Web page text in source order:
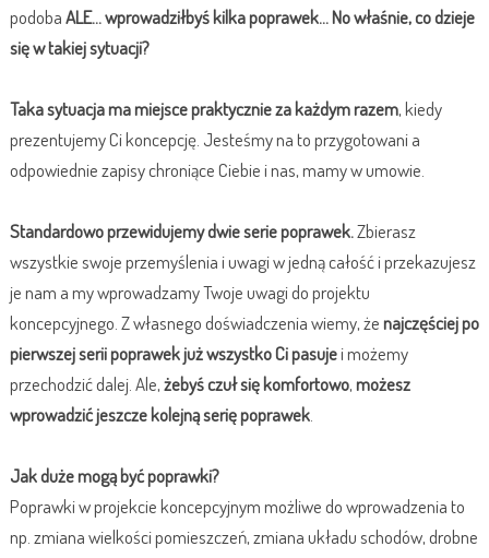
podobaALE... wprowadziłbyś kilka poprawek... No właśnie, co dzieje
się w takiej sytuacji?
Taka sytuacja ma miejsce praktycznie za każdym razem, kiedy
prezentujemy Ci koncepcję. Jesteśmy na to przygotowani a
odpowiednie zapisy chroniące Ciebie i nas, mamy w umowie.
Standardowo przewidujemy dwie serie poprawek.Zbierasz
wszystkie swoje przemyślenia i uwagi w jedną całość i przekazujesz
je nam a my wprowadzamy Twoje uwagi do projektu
koncepcyjnego. Z własnego doświadczenia wiemy, żenajczęściej po
pierwszej serii poprawek już wszystko Ci pasujei możemy
przechodzić dalej. Ale,żebyś czuł się komfortowo,możesz
wprowadzić jeszcze kolejną serię poprawek.
Jak duże mogą być poprawki?
Poprawki w projekcie koncepcyjnym możliwe do wprowadzenia to
np. zmiana wielkości pomieszczeń, zmiana układu schodów, drobne